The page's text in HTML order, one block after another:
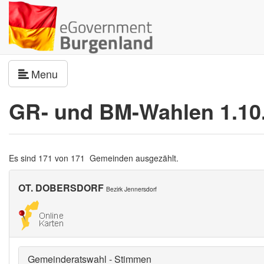
Menu
GR- und BM-Wahlen
Es sind 171 von 171 Gemeinden ausgezählt.
OT. DOBERSDORF Bezirk Jennersdorf
Gemeinderatswahl - Stimmen